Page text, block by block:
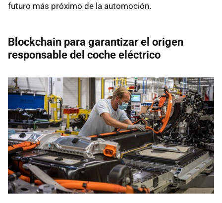
futuro más próximo de la automoción.
Blockchain para garantizar el origen
responsable del coche eléctrico